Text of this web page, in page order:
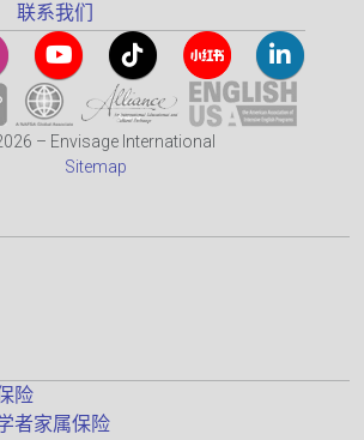
联系我们
– Envisage International
Sitemap
险
者家属保险